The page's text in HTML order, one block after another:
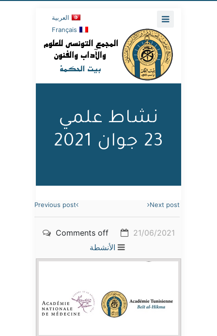
العربية
Français
نشاط علمي
23 جوان 2021
Previous post Next post
21/06/2021
Comments off
الأنشطة